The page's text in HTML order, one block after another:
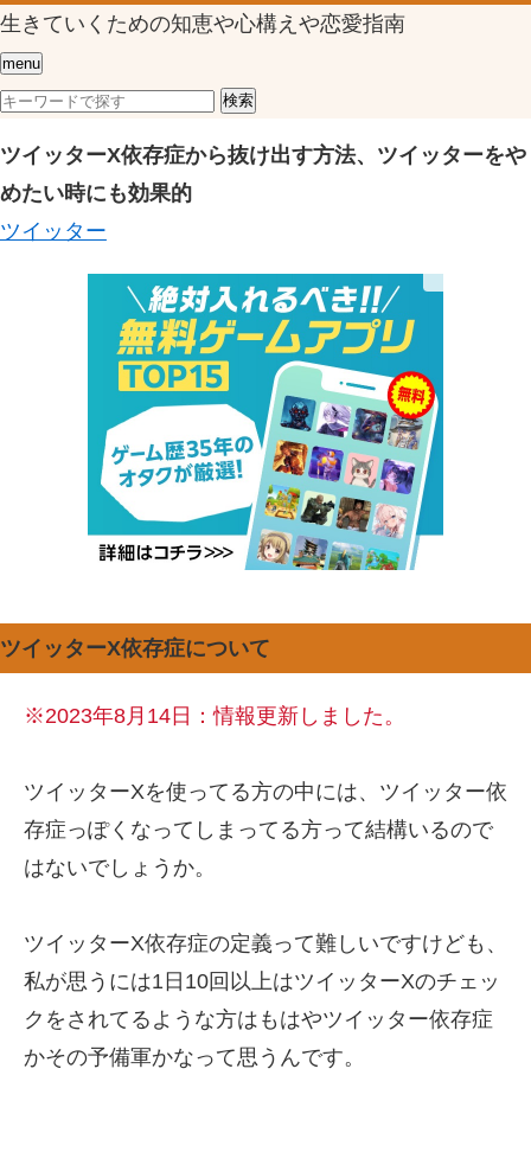
生きていくための知恵や心構えや恋愛指南
menu
ツイッターX依存症から抜け出す方法、ツイッターをや
めたい時にも効果的
ツイッター
ツイッターX依存症について
※2023年8月14日：情報更新しました。
ツイッターXを使ってる方の中には、ツイッター依
存症っぽくなってしまってる方って結構いるので
はないでしょうか。
ツイッターX依存症の定義って難しいですけども、
私が思うには1日10回以上はツイッターXのチェッ
クをされてるような方はもはやツイッター依存症
かその予備軍かなって思うんです。